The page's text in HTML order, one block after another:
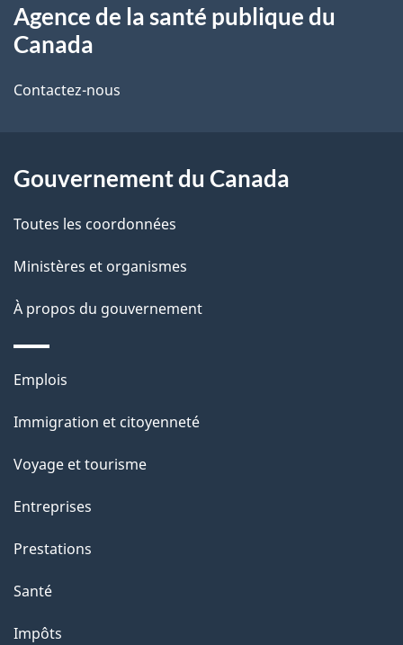
i
s
e
l
a
p
a
g
e
propos
de
ce
Agence de la santé publique du
Canada
Contactez-nous
Gouvernement du Canada
Toutes les coordonnées
Ministères et organismes
À propos du gouvernement
Thèmes
sujets
Emplois
Immigration et citoyenneté
Voyage et tourisme
Entreprises
Prestations
Santé
Impôts